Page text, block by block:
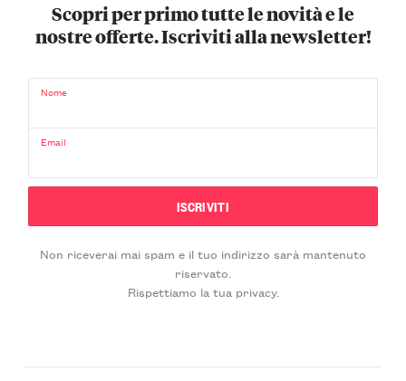
Scopri per primo tutte le novità e le
nostre offerte. Iscriviti alla newsletter!
Nome
Email
Non riceverai mai spam e il tuo indirizzo sarà mantenuto
riservato.
Rispettiamo la tua privacy.